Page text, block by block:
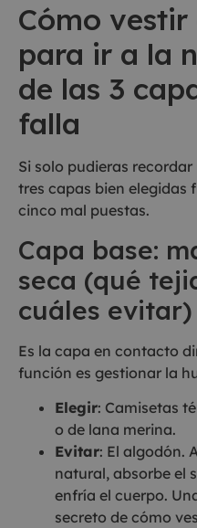
Cómo
para ir a la
de las 3
falla
Si solo pudieras
tres capas bien elegidas
cinco mal puestas.
Capa base:
seca (qué
cuáles evitar)
Es la capa en contacto
función es gestionar la
Elegir: Camisetas
o de lana merina.
Evitar: El algodón.
natural, absorbe el
enfría el cuerpo.
secreto de cómo